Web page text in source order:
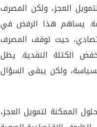
العجز، ولكن المصرف
يساهم هذا الرفض في
حيث توقف المصرف
الكتلة النقدية. يظل
ولكن يبقى السؤال
الممكنة لتمويل العجز،